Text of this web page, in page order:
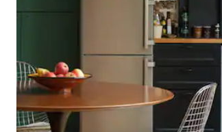
るか、画面をタッチまたはスワイプして検索結